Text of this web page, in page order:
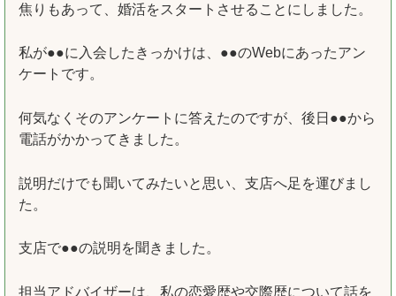
焦りもあって、婚活をスタートさせることにしました。
私が●●に入会したきっかけは、●●のWebにあったアン
ケートです。
何気なくそのアンケートに答えたのですが、後日●●から
電話がかかってきました。
説明だけでも聞いてみたいと思い、支店へ足を運びまし
た。
支店で●●の説明を聞きました。
担当アドバイザーは、私の恋愛歴や交際歴について話を